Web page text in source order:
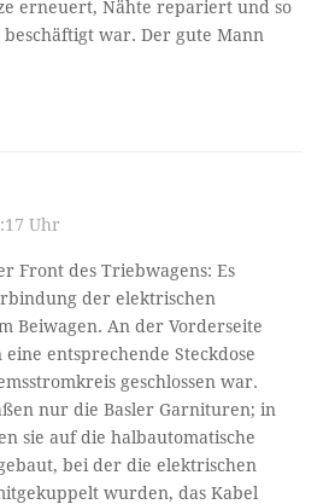
erneuert, Nähte repariert und so
war. Der gute Mann
Uhr
Front des Triebwagens: Es
der elektrischen
Beiwagen. An der Vorderseite
entsprechende Steckdose
geschlossen war.
nur die Basler Garnituren; in
sie auf die halbautomatische
bei der die elektrischen
wurden, das Kabel